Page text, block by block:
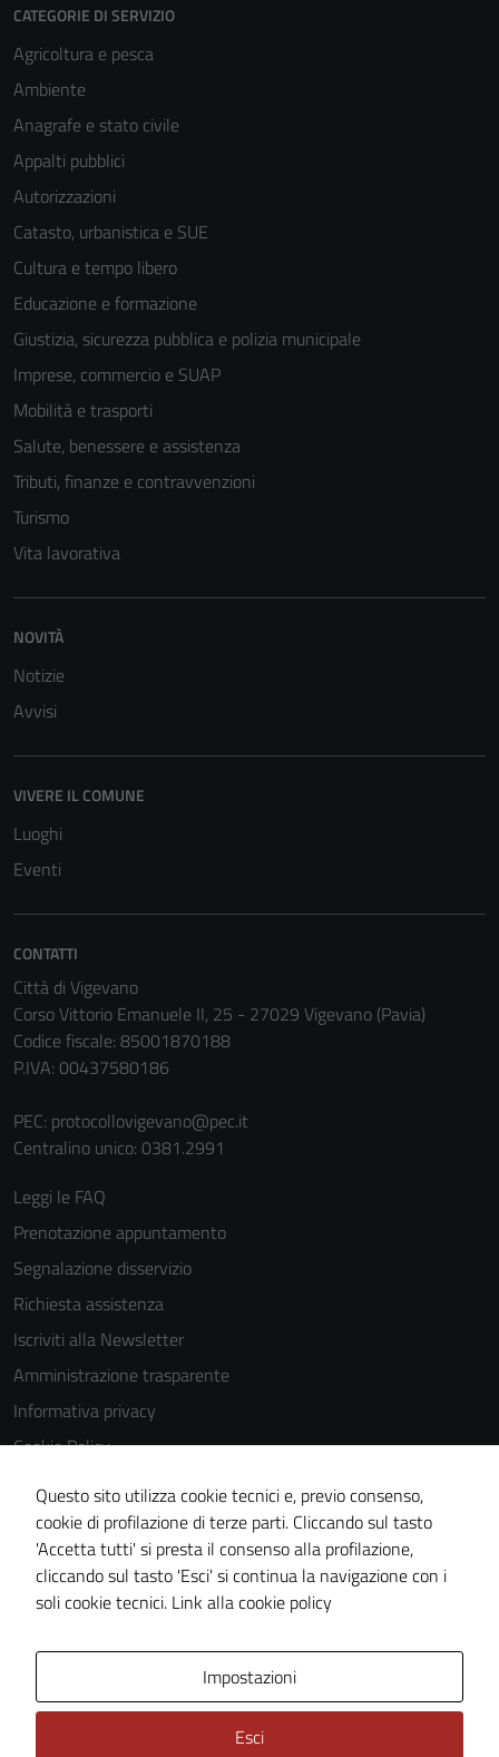
CATEGORIE DI SERVIZIO
Agricoltura e pesca
Ambiente
Anagrafe e stato civile
Appalti pubblici
Autorizzazioni
Catasto, urbanistica e SUE
Cultura e tempo libero
Educazione e formazione
Giustizia, sicurezza pubblica e polizia municipale
Imprese, commercio e SUAP
Mobilità e trasporti
Salute, benessere e assistenza
Tributi, finanze e contravvenzioni
Turismo
Vita lavorativa
NOVITÀ
Notizie
Avvisi
VIVERE IL COMUNE
Luoghi
Eventi
CONTATTI
Città di Vigevano
Corso Vittorio Emanuele II, 25 - 27029 Vigevano (Pavia)
Codice fiscale: 85001870188
P.IVA: 00437580186
PEC: protocollovigevano@pec.it
Centralino unico: 0381.2991
Leggi le FAQ
Prenotazione appuntamento
Segnalazione disservizio
Richiesta assistenza
Iscriviti alla Newsletter
Amministrazione trasparente
Informativa privacy
Cookie Policy
Media policy
Note legali
Dichiarazione di accessibilità
Piano di miglioramento del sito
Questo sito utilizza cookie tecnici e, previo consenso,
cookie di profilazione di terze parti. Cliccando sul tasto
'Accetta tutti' si presta il consenso alla profilazione,
cliccando sul tasto 'Esci' si continua la navigazione con i
soli cookie tecnici. Link alla cookie policy
Impostazioni
Esci